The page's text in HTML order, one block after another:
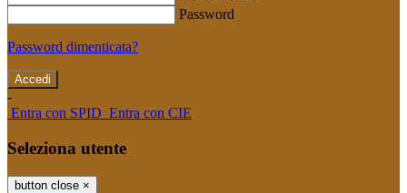
Password
Password dimenticata?
-
Entra con SPID Entra con CIE
Seleziona utente
button close ×